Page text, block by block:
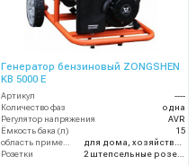
Генератор бензиновый ZONGSHEN
KB 5000 E
Артикул
----
Количество фаз
одна
Регулятор напряжения
AVR
Ёмкость бака (л)
15
Розетки